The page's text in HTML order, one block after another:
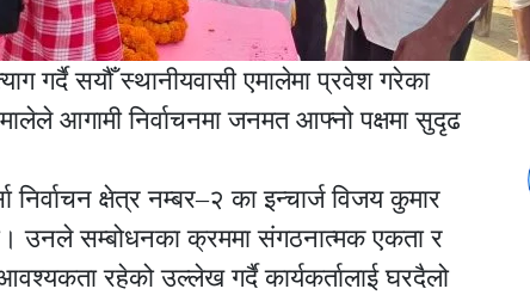
गर्दै सयौँ स्थानीयवासी एमालेमा प्रवेश गरेका
आगामी निर्वाचनमा जनमत आफ्नो पक्षमा सुदृढ
क्षेत्र नम्बर–२ का इन्चार्ज विजय कुमार
उनले सम्बोधनका क्रममा संगठनात्मक एकता र
रहेको उल्लेख गर्दै कार्यकर्तालाई घरदैलो